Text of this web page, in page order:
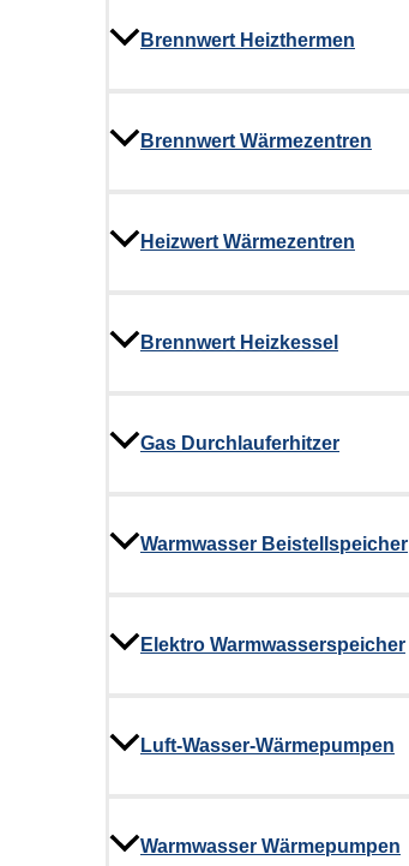
Brennwert Heizthermen
Brennwert Wärmezentren
Heizwert Wärmezentren
Brennwert Heizkessel
Gas Durchlauferhitzer
Warmwasser Beistellspeicher
Elektro Warmwasserspeicher
Luft-Wasser-Wärmepumpen
Warmwasser Wärmepumpen